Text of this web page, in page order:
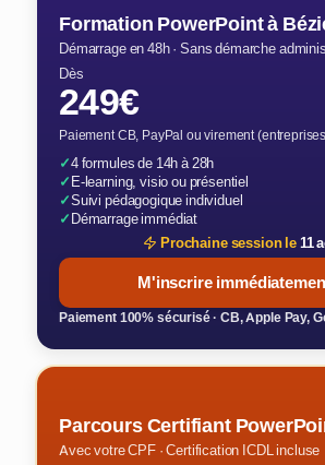
Formation PowerPoint à
Démarrage en 48h · Sans démarche
Dès
249€
Paiement CB, PayPal ou virement
✓4 formules de 14h à 28h
✓E-learning, visio ou présentiel
✓Suivi pédagogique individuel
✓Démarrage immédiat
Prochaine session le11
M'inscrire
Paiement 100% sécurisé · CB, Apple Pay,
Parcours Certifiant
Avec votre CPF · Certification ICDL incluse